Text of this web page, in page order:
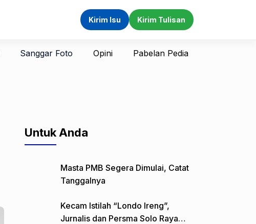
Kirim Isu Kirim Tulisan
Sanggar Foto Opini Pabelan Pedia
Untuk Anda
Masta PMB Segera Dimulai, Catat
Tanggalnya
Kecam Istilah “Londo Ireng”,
Jurnalis dan Persma Solo Raya